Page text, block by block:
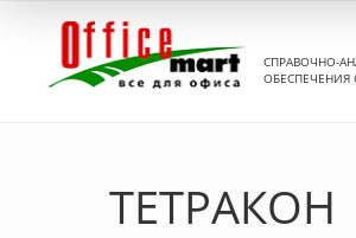
СПРАВОЧНО-
ОБЕСПЕЧЕНИЯ
ТЕТРАКОН